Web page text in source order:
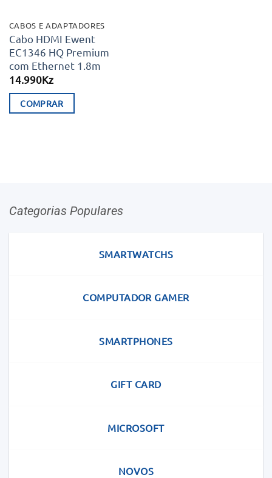
CABOS E ADAPTADORES
Cabo HDMI Ewent
EC1346 HQ Premium
com Ethernet 1.8m
14.990Kz
COMPRAR
Categorias Populares
SMARTWATCHS
COMPUTADOR GAMER
SMARTPHONES
GIFT CARD
MICROSOFT
NOVOS